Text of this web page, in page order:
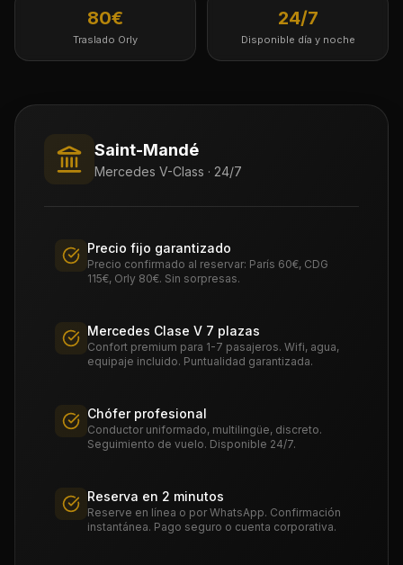
80€
Traslado Orly
24/7
Disponible día y noche
Saint-Mandé
Mercedes V-Class · 24/7
Precio fijo garantizado
Precio confirmado al reservar: París 60€, CDG
115€, Orly 80€. Sin sorpresas.
Mercedes Clase V 7 plazas
Confort premium para 1-7 pasajeros. Wifi, agua,
equipaje incluido. Puntualidad garantizada.
Chófer profesional
Conductor uniformado, multilingüe, discreto.
Seguimiento de vuelo. Disponible 24/7.
Reserva en 2 minutos
Reserve en línea o por WhatsApp. Confirmación
instantánea. Pago seguro o cuenta corporativa.